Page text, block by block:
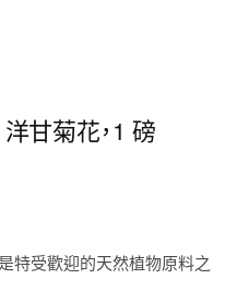
甘菊花，1 磅
特受歡迎的天然植物原料之